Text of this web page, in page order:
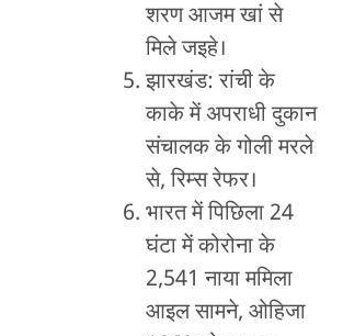
शरण आजम खां से
मिले जइहे।
झारखंड: रांची के
काके में अपराधी दुकान
संचालक के गोली मरले
से, रिम्स रेफर।
भारत में पिछिला 24
घंटा में कोरोना के
2,541 नाया ममिला
आइल सामने, ओहिजा